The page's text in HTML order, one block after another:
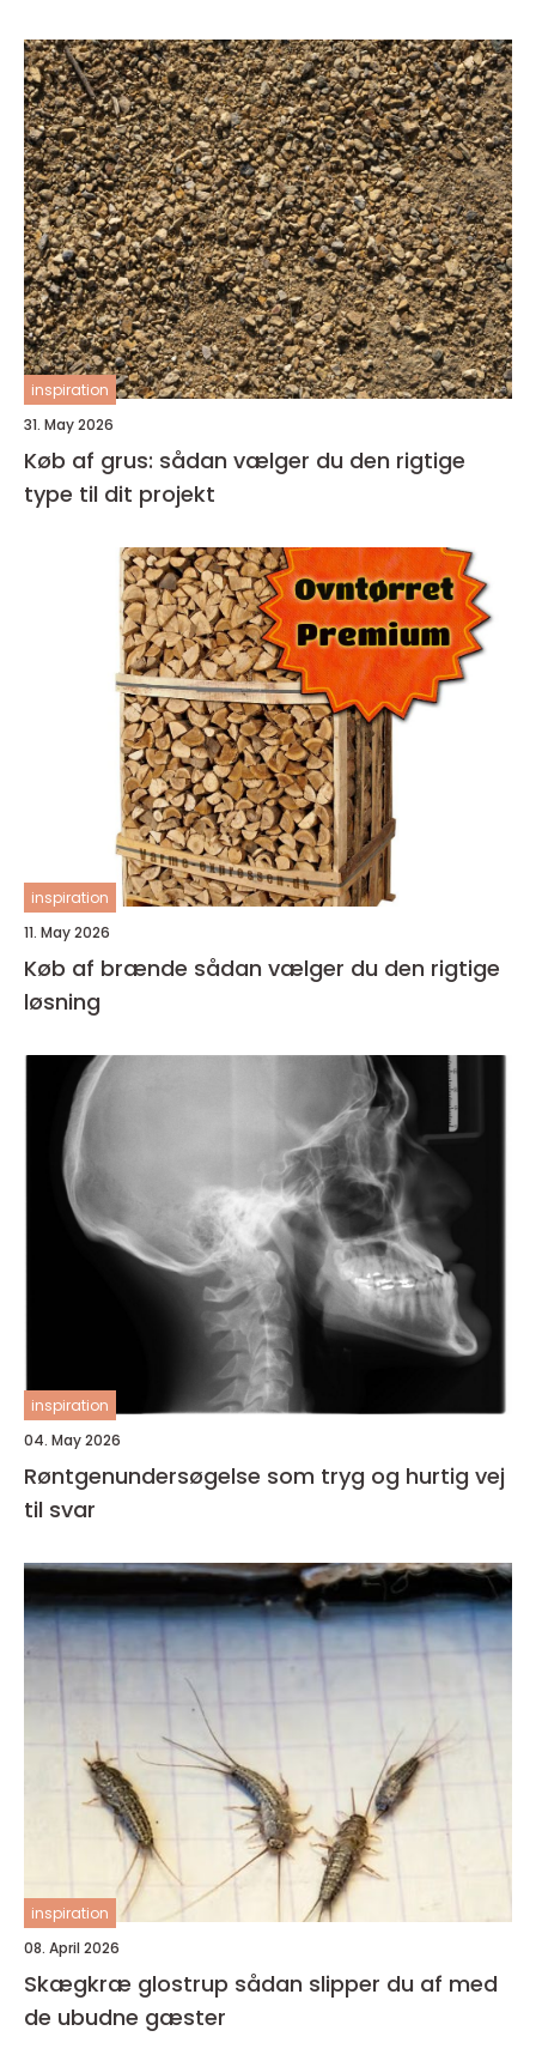
inspiration
31. May 2026
Køb af grus: sådan vælger du den rigtige
type til dit projekt
inspiration
11. May 2026
Køb af brænde sådan vælger du den rigtige
løsning
inspiration
04. May 2026
Røntgenundersøgelse som tryg og hurtig vej
til svar
inspiration
08. April 2026
Skægkræ glostrup sådan slipper du af med
de ubudne gæster